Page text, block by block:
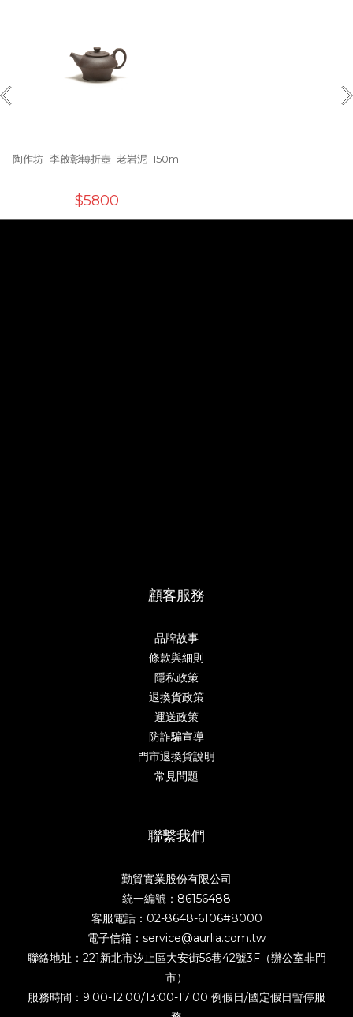
陶作坊│李啟彰轉折壺_老岩泥_150ml
$5800
顧客服務
品牌故事
條款與細則
隱私政策
退換貨政策
運送政策
防詐騙宣導
門市退換貨說明
常見問題
聯繫我們
勤貿實業股份有限公司
統一編號：86156488
客服電話：02-8648-6106#8000
電子信箱：service@aurlia.com.tw
聯絡地址：221新北市汐止區大安街56巷42號3F（辦公室非門
市）
服務時間：9:00-12:00/13:00-17:00 例假日/國定假日暫停服